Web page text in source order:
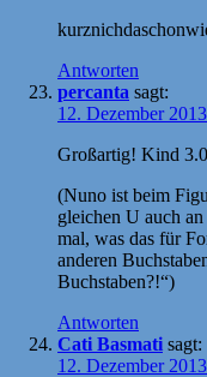
Antworten
percanta sagt:
12. Dezember
Großartig! Kind
(Nuno ist beim
gleichen U auch
mal, was das für
anderen
Buchstaben?!“)
Antworten
Cati Basmati sagt:
12. Dezember